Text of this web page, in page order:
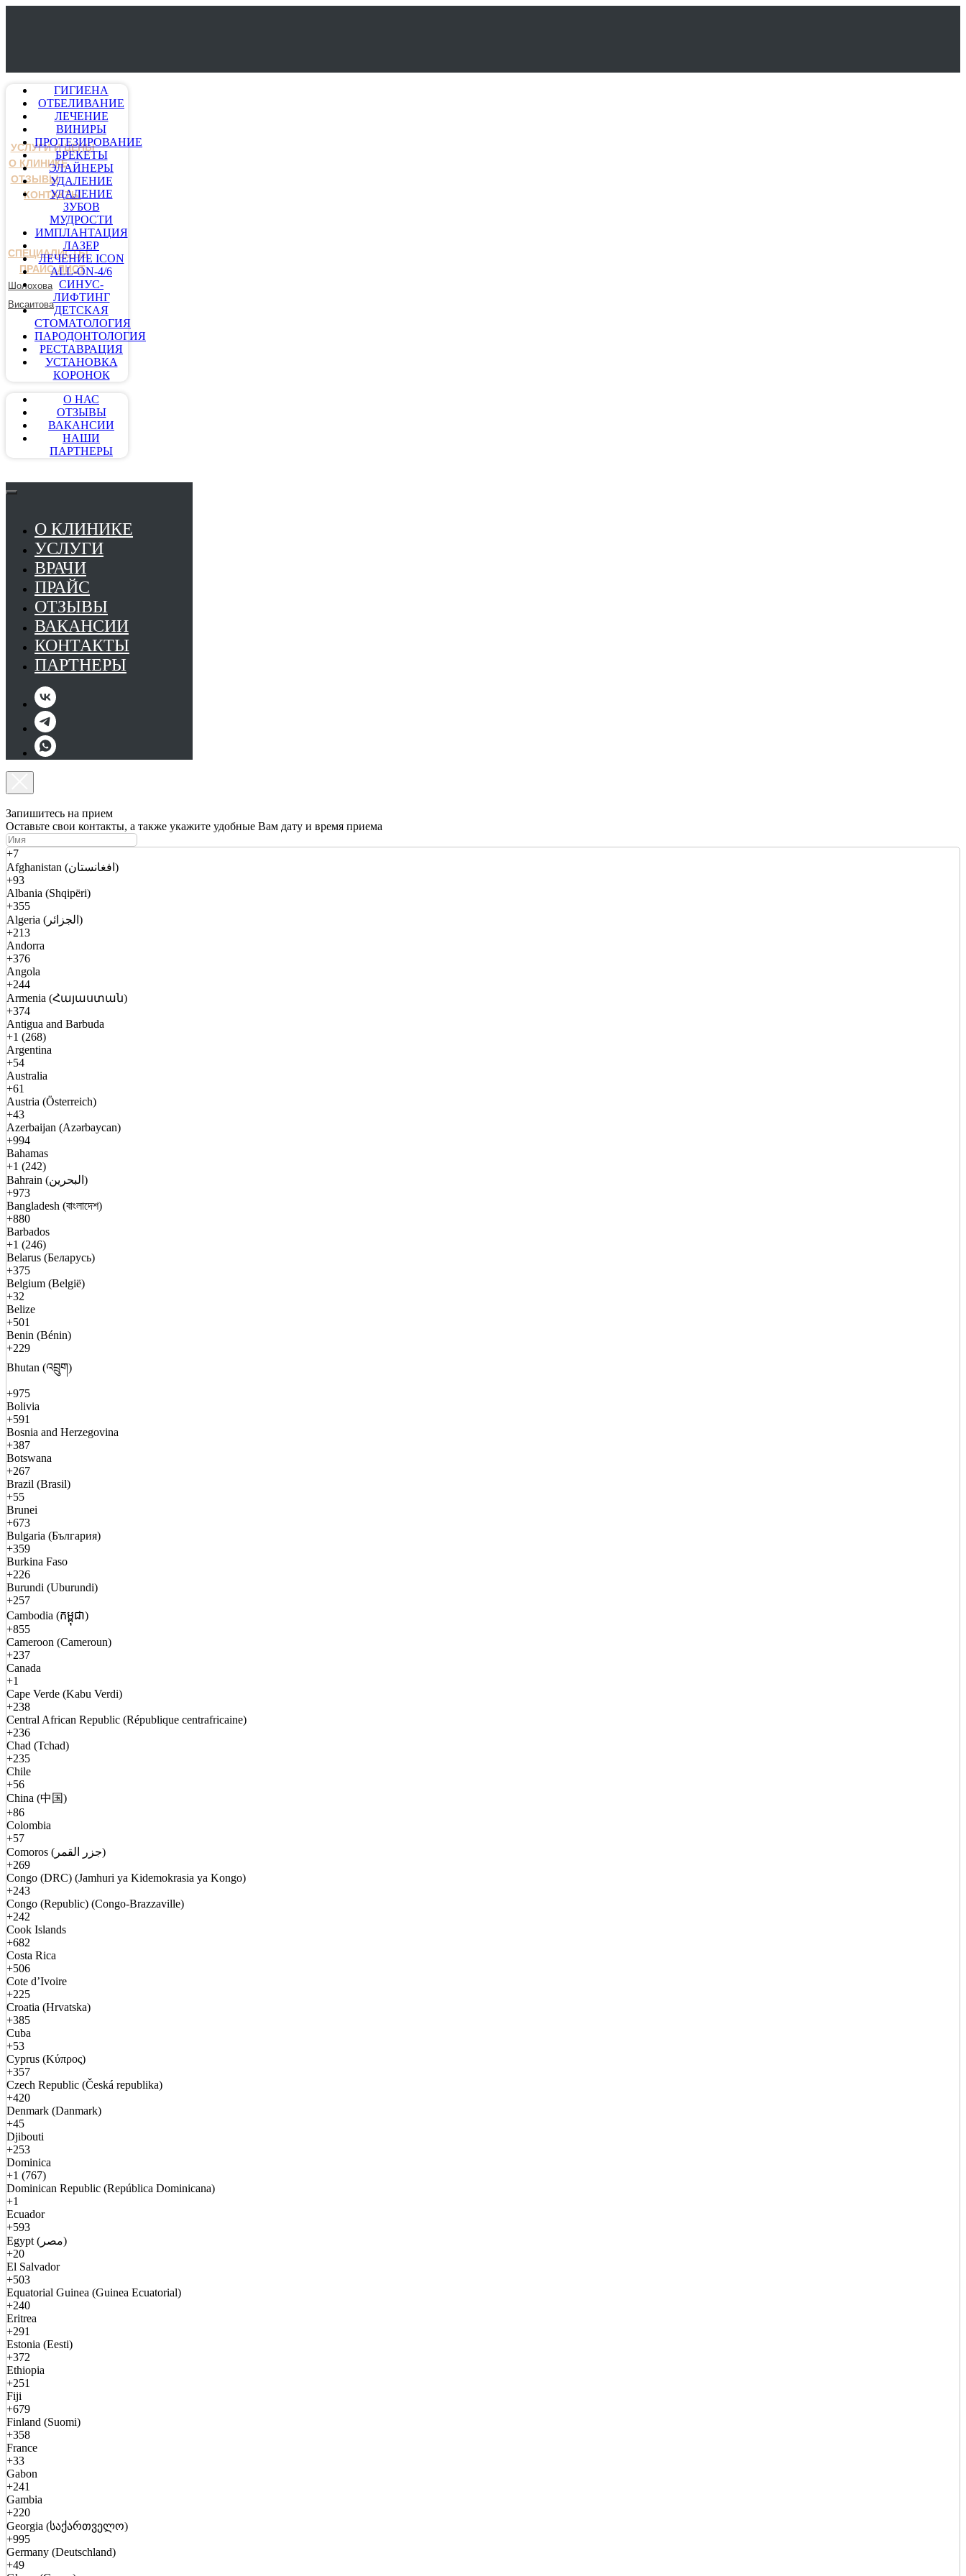
УСЛУГИ И ЦЕНЫ
О КЛИНИКЕ
ОТЗЫВЫ
КОНТАКТЫ
СПЕЦИАЛИСТЫ
ПРАЙС-ЛИСТ
Шолохова
Висаитова
ГИГИЕНА
ОТБЕЛИВАНИЕ
ЛЕЧЕНИЕ
ВИНИРЫ
ПРОТЕЗИРОВАНИЕ
БРЕКЕТЫ
ЭЛАЙНЕРЫ
УДАЛЕНИЕ
УДАЛЕНИЕ
ЗУБОВ
МУДРОСТИ
ИМПЛАНТАЦИЯ
ЛАЗЕР
ЛЕЧЕНИЕ ICON
ALL-ON-4/6
СИНУС-
ЛИФТИНГ
ДЕТСКАЯ
СТОМАТОЛОГИЯ
ПАРОДОНТОЛОГИЯ
РЕСТАВРАЦИЯ
УСТАНОВКА
КОРОНОК
О НАС
ОТЗЫВЫ
ВАКАНСИИ
НАШИ
ПАРТНЕРЫ
О КЛИНИКЕ
УСЛУГИ
ВРАЧИ
ПРАЙС
ОТЗЫВЫ
ВАКАНСИИ
КОНТАКТЫ
ПАРТНЕРЫ
Запишитесь на прием
Оставьте свои контакты, а также укажите удобные Вам дату и время приема
+7
Afghanistan (افغانستان)
+93
Albania (Shqipëri)
+355
Algeria (الجزائر)
+213
Andorra
+376
Angola
+244
Armenia (Հայաստան)
+374
Antigua and Barbuda
+1 (268)
Argentina
+54
Australia
+61
Austria (Österreich)
+43
Azerbaijan (Azərbaycan)
+994
Bahamas
+1 (242)
Bahrain (البحرين)
+973
Bangladesh (বাংলাদেশ)
+880
Barbados
+1 (246)
Belarus (Беларусь)
+375
Belgium (België)
+32
Belize
+501
Benin (Bénin)
+229
Bhutan (འབྲུག)
+975
Bolivia
+591
Bosnia and Herzegovina
+387
Botswana
+267
Brazil (Brasil)
+55
Brunei
+673
Bulgaria (България)
+359
Burkina Faso
+226
Burundi (Uburundi)
+257
Cambodia (កម្ពុជា)
+855
Cameroon (Cameroun)
+237
Canada
+1
Cape Verde (Kabu Verdi)
+238
Central African Republic (République centrafricaine)
+236
Chad (Tchad)
+235
Chile
+56
China (中国)
+86
Colombia
+57
Comoros (جزر القمر)
+269
Congo (DRC) (Jamhuri ya Kidemokrasia ya Kongo)
+243
Congo (Republic) (Congo-Brazzaville)
+242
Cook Islands
+682
Costa Rica
+506
Cote d’Ivoire
+225
Croatia (Hrvatska)
+385
Cuba
+53
Cyprus (Κύπρος)
+357
Czech Republic (Česká republika)
+420
Denmark (Danmark)
+45
Djibouti
+253
Dominica
+1 (767)
Dominican Republic (República Dominicana)
+1
Ecuador
+593
Egypt (مصر)
+20
El Salvador
+503
Equatorial Guinea (Guinea Ecuatorial)
+240
Eritrea
+291
Estonia (Eesti)
+372
Ethiopia
+251
Fiji
+679
Finland (Suomi)
+358
France
+33
Gabon
+241
Gambia
+220
Georgia (საქართველო)
+995
Germany (Deutschland)
+49